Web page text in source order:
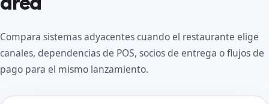
Compara sistemas adyacentes cuando el restaurante elige
canales, dependencias de POS, socios de entrega o flujos de
pago para el mismo lanzamiento.